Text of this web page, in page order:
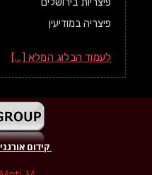
פיצריה במודיעין
לעמוד הבלוג המלא [...]
קידום אורגני